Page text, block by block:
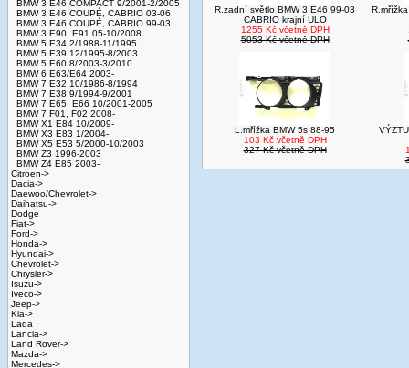
BMW 3 E46 COMPACT 9/2001-2/2005
BMW 3 E46 COUPÉ, CABRIO 03-06
BMW 3 E46 COUPÉ, CABRIO 99-03
BMW 3 E90, E91 05-10/2008
BMW 5 E34 2/1988-11/1995
BMW 5 E39 12/1995-8/2003
BMW 5 E60 8/2003-3/2010
BMW 6 E63/E64 2003-
BMW 7 E32 10/1986-8/1994
BMW 7 E38 9/1994-9/2001
BMW 7 E65, E66 10/2001-2005
BMW 7 F01, F02 2008-
BMW X1 E84 10/2009-
BMW X3 E83 1/2004-
BMW X5 E53 5/2000-10/2003
BMW Z3 1996-2003
BMW Z4 E85 2003-
Citroen->
Dacia->
Daewoo/Chevrolet->
Daihatsu->
Dodge
Fiat->
Ford->
Honda->
Hyundai->
Chevrolet->
Chrysler->
Isuzu->
Iveco->
Jeep->
Kia->
Lada
Lancia->
Land Rover->
Mazda->
Mercedes->
R.zadní světlo BMW 3 E46 99-03
CABRIO krajní ULO
1255 Kč včetně DPH
5053 Kč včetně DPH
L.mřížka BMW 5s 88-95
103 Kč včetně DPH
327 Kč včetně DPH